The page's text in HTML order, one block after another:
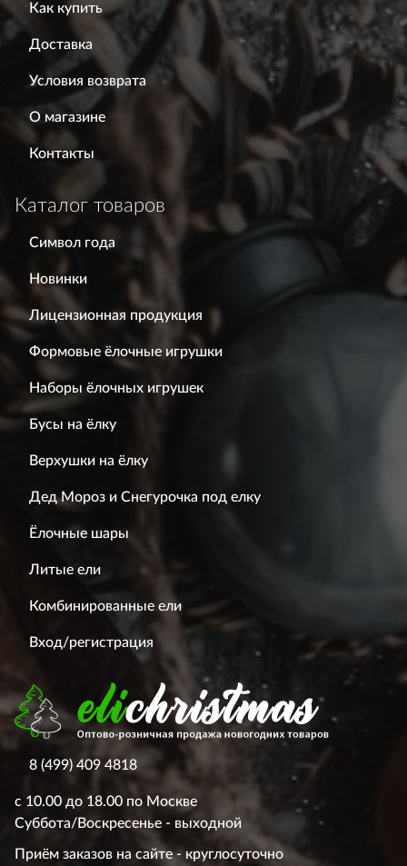
Как купить
Доставка
Условия возврата
О магазине
Контакты
Каталог товаров
Символ года
Новинки
Лицензионная продукция
Формовые ёлочные игрушки
Наборы ёлочных игрушек
Бусы на ёлку
Верхушки на ёлку
Дед Мороз и Снегурочка под елку
Ёлочные шары
Литые ели
Комбинированные ели
Вход/регистрация
8 (499) 409 4818
с 10.00 до 18.00 по Москве
Суббота/Воскресенье - выходной
Приём заказов на сайте - круглосуточно